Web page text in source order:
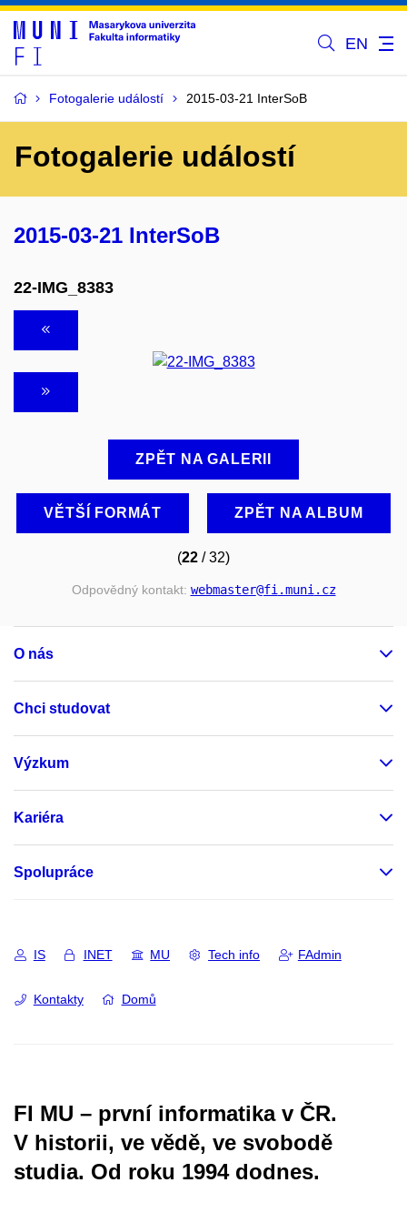
EN
Fotogalerie událostí 2015-03-21 InterSoB
Fotogalerie událostí
2015-03-21 InterSoB
22-IMG_8383
ZPĚT NA GALERII
VĚTŠÍ FORMÁT ZPĚT NA ALBUM
(22 / 32)
Odpovědný kontakt: webmaster@fi.muni.cz
O nás
Chci studovat
Výzkum
Kariéra
Spolupráce
IS INET MU Tech info FAdmin
Kontakty Domů
FI MU – první informatika v ČR.
V historii, ve vědě, ve svobodě
studia. Od roku 1994 dodnes.